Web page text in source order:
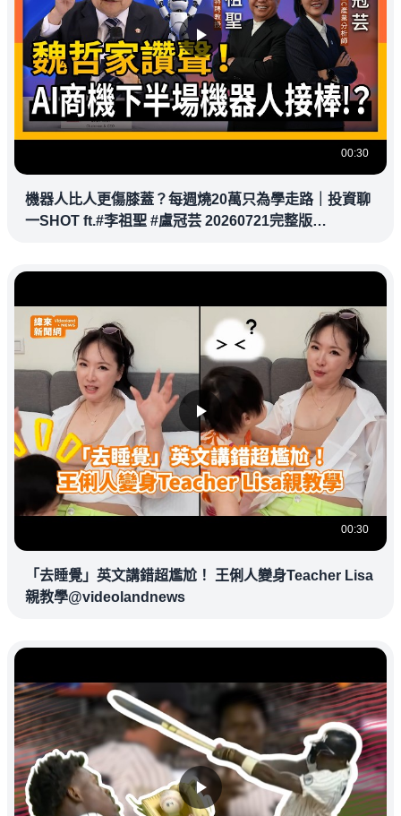
00:30
機器人比人更傷膝蓋？每週燒20萬只為學走路｜投資聊
一SHOT ft.#李祖聖 #盧冠芸 20260721完整版
00:30
「去睡覺」英文講錯超尷尬！ 王俐人變身Teacher Lisa
親教學@videolandnews